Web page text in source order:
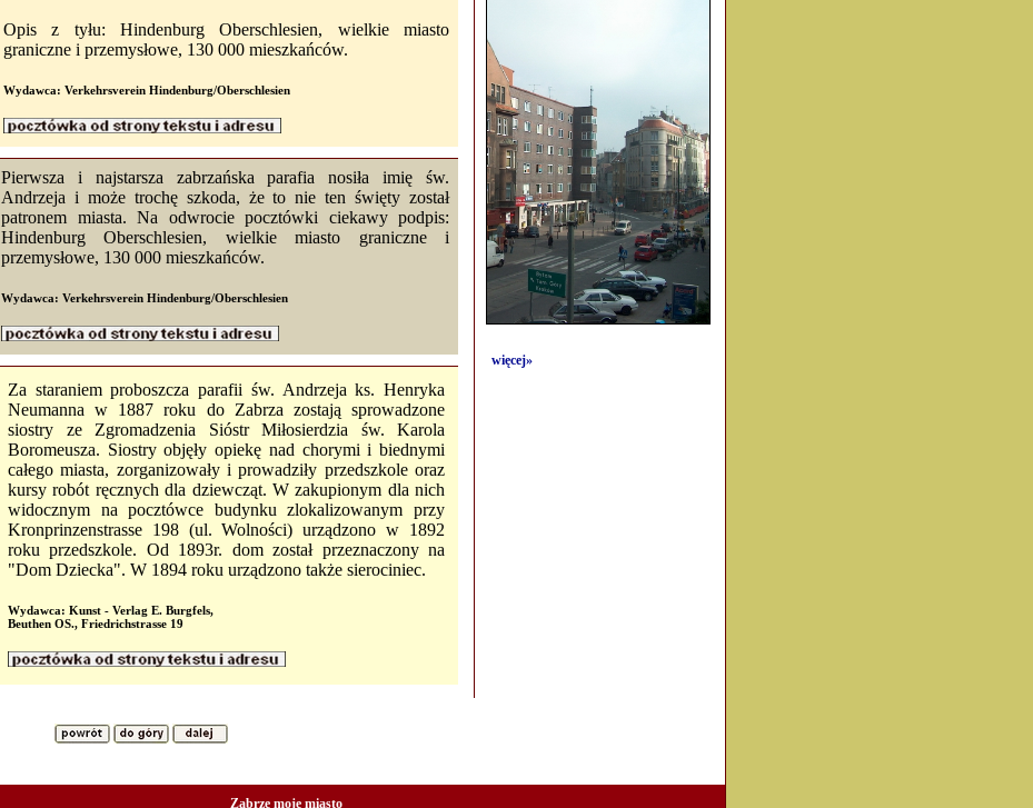
Opis z tyłu: Hindenburg Oberschlesien, wielkie miasto
graniczne i przemysłowe, 130 000 mieszkańców.
Wydawca: Verkehrsverein Hindenburg/Oberschlesien
Pierwsza i najstarsza zabrzańska parafia nosiła imię św.
Andrzeja i może trochę szkoda, że to nie ten święty został
patronem miasta. Na odwrocie pocztówki ciekawy podpis:
Hindenburg Oberschlesien, wielkie miasto graniczne i
przemysłowe, 130 000 mieszkańców.
Wydawca: Verkehrsverein Hindenburg/Oberschlesien
Za staraniem proboszcza parafii św. Andrzeja ks. Henryka
Neumanna w 1887 roku do Zabrza zostają sprowadzone
siostry ze Zgromadzenia Sióstr Miłosierdzia św. Karola
Boromeusza. Siostry objęły opiekę nad chorymi i biednymi
całego miasta, zorganizowały i prowadziły przedszkole oraz
kursy robót ręcznych dla dziewcząt. W zakupionym dla nich
widocznym na pocztówce budynku zlokalizowanym przy
Kronprinzenstrasse 198 (ul. Wolności) urządzono w 1892
roku przedszkole. Od 1893r. dom został przeznaczony na
"Dom Dziecka". W 1894 roku urządzono także sierociniec.
Wydawca: Kunst - Verlag E. Burgfels,
Beuthen OS., Friedrichstrasse 19
więcej»
Zabrze moje miasto